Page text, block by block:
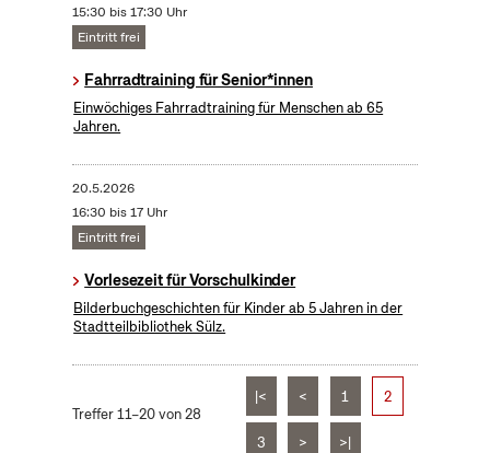
15:30 bis 17:30 Uhr
Eintritt frei
Fahrradtraining für Senior*innen
Einwöchiges Fahrradtraining für Menschen ab 65
Jahren.
20.5.2026
16:30 bis 17 Uhr
Eintritt frei
Vorlesezeit für Vorschulkinder
Bilderbuchgeschichten für Kinder ab 5 Jahren in der
Stadtteilbibliothek Sülz.
Treffer 11–20 von 28
|< < 1 2
3 > >|